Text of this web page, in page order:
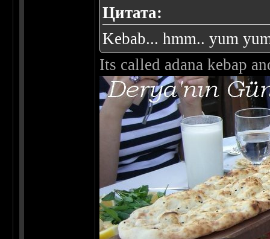
Цитата:
Kebab... hmm.. yum
Its called adana kebap